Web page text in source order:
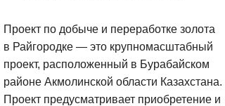
Проект по добыче и переработке золота
в Райгородке — это крупномасштабный
проект, расположенный в Бурабайском
районе Акмолинской области Казахстана.
Проект предусматривает приобретение и